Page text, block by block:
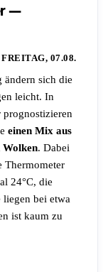
—
07.08.
ändern sich die
leicht. In
prognostizieren
einen Mix aus
Wolken. Dabei
Thermometer
24°C, die
liegen bei etwa
ist kaum zu